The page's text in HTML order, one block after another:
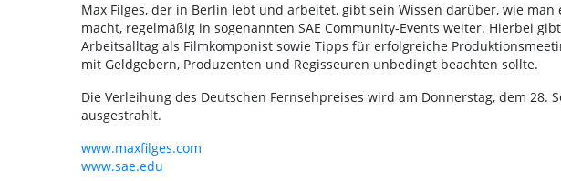
Max Filges, der in Berlin lebt und arbeitet, gibt sein Wissen darüber, wie
macht, regelmäßig in sogenannten SAE Community-Events weiter. Hierbei
Arbeitsalltag als Filmkomponist sowie Tipps für erfolgreiche
mit Geldgebern, Produzenten und Regisseuren unbedingt beachten sollte.
Die Verleihung des Deutschen Fernsehpreises wird am Donnerstag, dem 28.
ausgestrahlt.
www.maxfilges.com
www.sae.edu